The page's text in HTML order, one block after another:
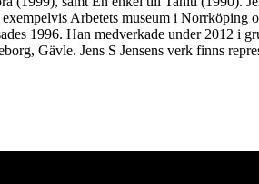
Arbetets museum i Norrköping
1996. Han medverkade under 2012 i
Gävle. Jens S Jensens verk finns